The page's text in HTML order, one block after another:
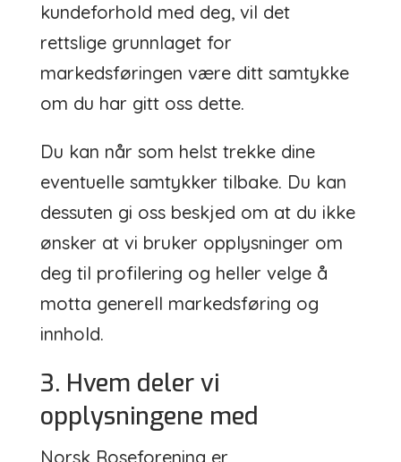
kundeforhold med deg, vil det
rettslige grunnlaget for
markedsføringen være ditt samtykke
om du har gitt oss dette.
Du kan når som helst trekke dine
eventuelle samtykker tilbake. Du kan
dessuten gi oss beskjed om at du ikke
ønsker at vi bruker opplysninger om
deg til profilering og heller velge å
motta generell markedsføring og
innhold.
3. Hvem deler vi
opplysningene med
Norsk Roseforening er